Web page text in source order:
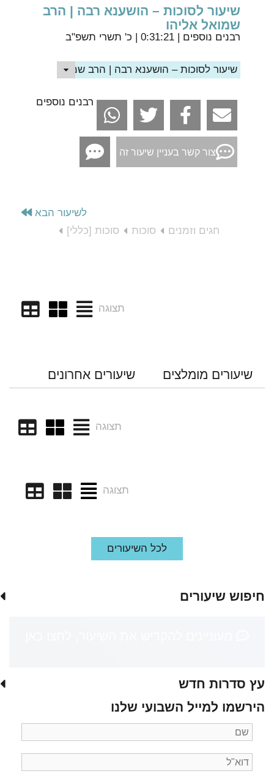
שיעור לסוכות – הושענא רבה | הרב
שמואל אליהו
רבנים נוספים
שיעור לסוכות – הושענא רבה | הרב שמואל אליהו
רבנים נוספים
צור קשר בעניין שיעור זה
לשיעור הבא
חגים וזמנים
סוכות סוכות [כללי]
תצוגה
שיעורים מומלצים שיעורים אחרונים
תצוגה
תצוגה
לכל השיעורים
חיפוש שיעורים
עץ סדרות חדש
הירשמו למייל השבועי שלנו